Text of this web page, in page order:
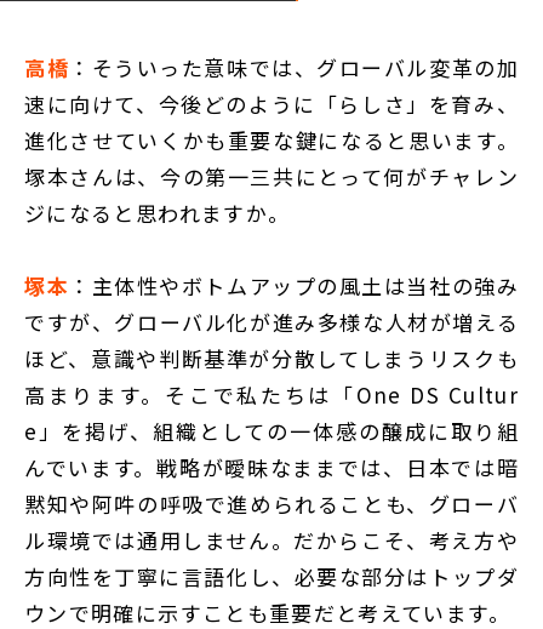
高橋 ：そういった意味では、グローバル変革の加
速に向けて、今後どのように「らしさ」を育み、
進化させていくかも重要な鍵になると思います。
塚本さんは、今の第一三共にとって何がチャレン
ジになると思われますか。
塚本 ：主体性やボトムアップの風土は当社の強み
ですが、グローバル化が進み多様な人材が増える
ほど、意識や判断基準が分散してしまうリスクも
高まります。そこで私たちは「One DS Cultur
e」を掲げ、組織としての一体感の醸成に取り組
んでいます。戦略が曖昧なままでは、日本では暗
黙知や阿吽の呼吸で進められることも、グローバ
ル環境では通用しません。だからこそ、考え方や
方向性を丁寧に言語化し、必要な部分はトップダ
ウンで明確に示すことも重要だと考えています。